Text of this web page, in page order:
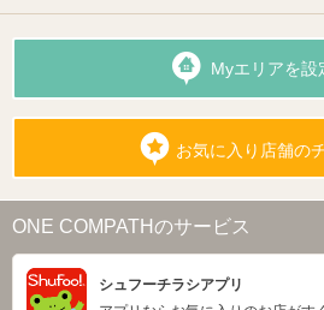
Myエリアを設
お気に入り店舗の
ONE COMPATHのサービス
シュフーチラシアプリ